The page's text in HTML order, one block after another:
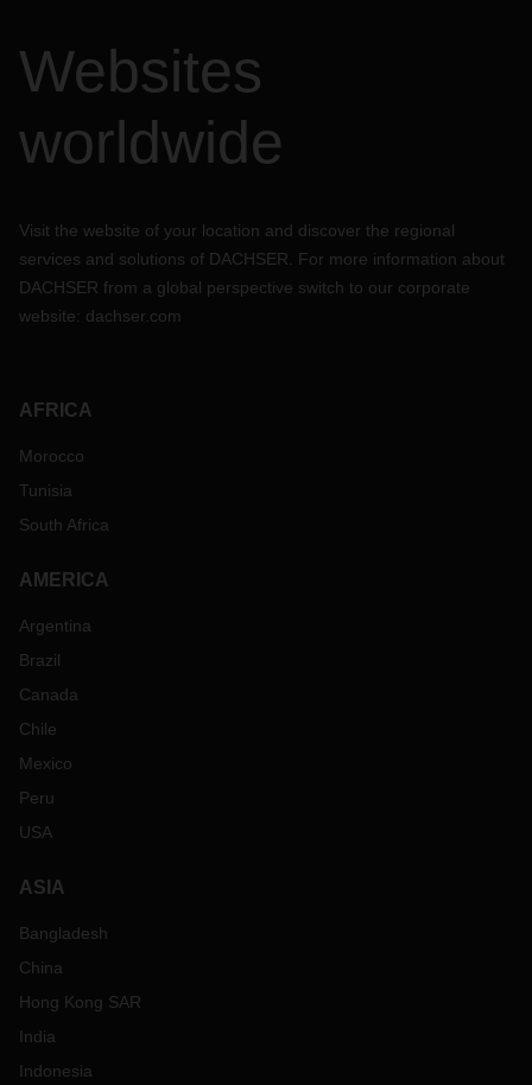
Websites
worldwide
Visit the website of your location and discover the regional
services and solutions of DACHSER. For more information about
DACHSER from a global perspective switch to our corporate
website: dachser.com
AFRICA
Morocco
Tunisia
South Africa
AMERICA
Argentina
Brazil
Canada
Chile
Mexico
Peru
USA
ASIA
Bangladesh
China
Hong Kong SAR
India
Indonesia